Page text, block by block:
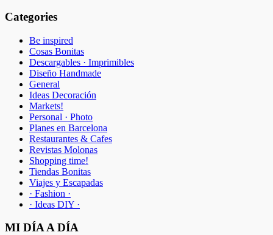
Categories
Be inspired
Cosas Bonitas
Descargables · Imprimibles
Diseño Handmade
General
Ideas Decoración
Markets!
Personal · Photo
Planes en Barcelona
Restaurantes & Cafes
Revistas Molonas
Shopping time!
Tiendas Bonitas
Viajes y Escapadas
· Fashion ·
· Ideas DIY ·
MI DÍA A DÍA